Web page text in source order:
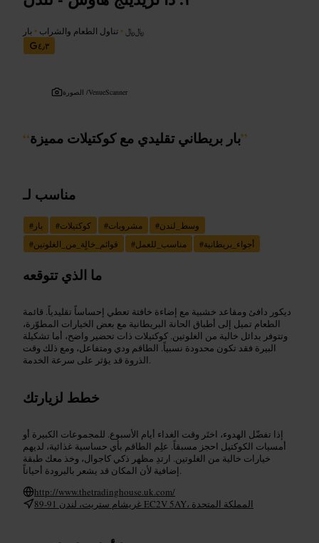
﷼﷼ • تناول الطعام والشراب • بار
٤٫٣
الصورة /VenueScanner
“بار بريطاني تقليدي مع كوكتيلات مميزة”
مناسب لـ
# بار #كوكتيلات #مشروبات #وسط_لندن
#قوائم_خالٍة_من_الغلوتين #مناسب_للعمل #أجواء_بريطانية
ما الذي تتوقعه
ديكور دافئ ومقاعد خشبية مع إضاءة خافتة تعطي إحساساً تقليدياً. قائمة
الطعام تميل إلى أطباق الحانة البريطانية مع بعض الخيارات المطوّرة،
وتتوفر بدائل خالية من الغلوتين. كوكتيلات ذات تحضير واضح، أما تشكيلة
البيرة فقد تكون محدودة نسبياً. الطاقم ودي ومتفاعل، ومع ذلك وقت
الذروة قد يؤثر على سرعة الخدمة.
خطط لزيارتك
إذا تفضّل الهدوء، اختَر وقت الغداء أيام الأسبوع. للمجموعات الكبيرة أو
أمسيات الكوكتيل احجز مسبقاً. علِم الطاقم بأي حساسية غذائية، لديهم
خيارات خالية من الغلوتين. ارتدِ مظهر ذكي كاجوال، وخذ معك طبقة
إضافية لأن المكان قد يشعر بالبرودة أحياناً.
http://www.thetradinghouse.uk.com/
89-91 غريشام ستريت، لندن EC2V 5AY، المملكة المتحدة